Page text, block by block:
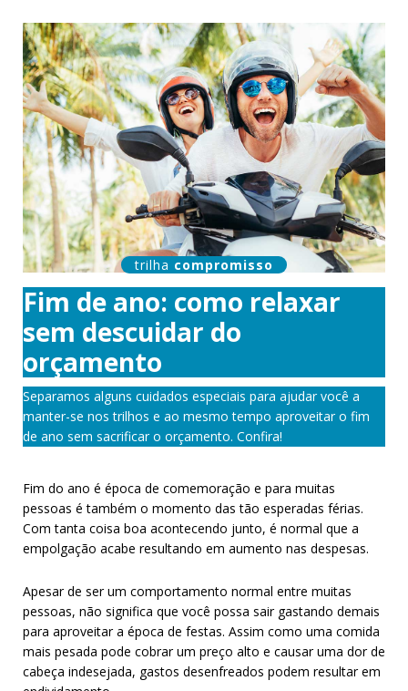
trilha compromisso
Fim de ano: como relaxar
sem descuidar do
orçamento
Separamos alguns cuidados especiais para ajudar você a
manter-se nos trilhos e ao mesmo tempo aproveitar o fim
de ano sem sacrificar o orçamento. Confira!
Fim do ano é época de comemoração e para muitas
pessoas é também o momento das tão esperadas férias.
Com tanta coisa boa acontecendo junto, é normal que a
empolgação acabe resultando em aumento nas despesas.
Apesar de ser um comportamento normal entre muitas
pessoas, não significa que você possa sair gastando demais
para aproveitar a época de festas. Assim como uma comida
mais pesada pode cobrar um preço alto e causar uma dor de
cabeça indesejada, gastos desenfreados podem resultar em